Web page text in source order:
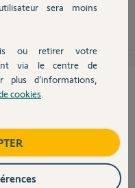
t-elle aidé ?
cette réponse utile
sera moins
ou retirer votre
via le centre de
plus d’informations,
cookies